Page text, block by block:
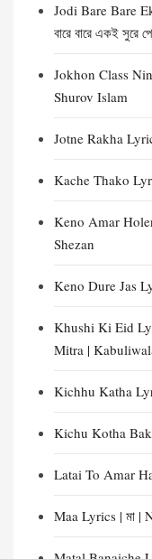
Jodi Bare Bare
বারে বারে একই সুরে
Jokhon Class
Shurov Islam
Jotne Rakha
Kache Thako
Keno Amar
Shezan
Keno Dure Jas
Khushi Ki Eid
Mitra |
Kichhu Katha
Kichu Kotha
Latai To Amar
Maa Lyrics | মা |